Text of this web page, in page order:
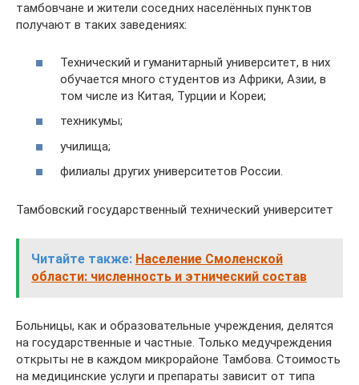
тамбовчане и жители соседних населённых пунктов
получают в таких заведениях:
Технический и гуманитарный университет, в них
обучается много студентов из Африки, Азии, в
том числе из Китая, Турции и Кореи;
техникумы;
училища;
филиалы других университетов России.
Тамбовский государственный технический университет
Читайте также: Население Смоленской
области: численность и этнический состав
Больницы, как и образовательные учреждения, делятся
на государственные и частные. Только медучреждения
открыты не в каждом микрорайоне Тамбова. Стоимость
на медицинские услуги и препараты зависит от типа